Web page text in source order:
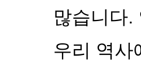
많습니다.
우리 역사